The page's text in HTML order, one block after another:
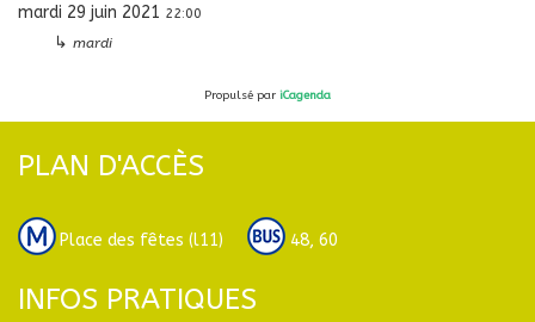
mardi 29 juin 2021 22:00
↳ mardi
Propulsé par iCagenda
PLAN D'ACCÈS
Place des fêtes (l11) 48, 60
INFOS PRATIQUES